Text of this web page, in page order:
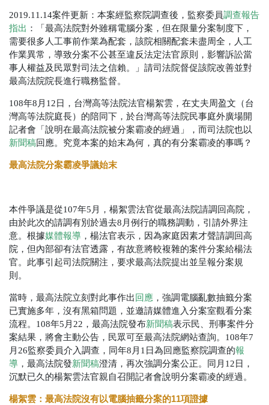
2019.11.14案件更新：本案經監察院調查後，監察委員調查報告
指出 ：「最高法院對外雖稱電腦分案，但在限量分案制度下，
需要很多人工事前作業為配套，該院相關配套未盡周全，人工
作業異常，導致分案不公甚至違反法定法官原則，影響訴訟當
事人權益及民眾對司法之信賴。」請司法院督促該院改善並對
最高法院院長進行職務監督。
108年8月12日，台灣高等法院法官楊絮雲，在丈夫周盈文（台
灣高等法院庭長）的陪同下，於台灣高等法院民事庭外廣場開
記者會「說明在最高法院被分案霸凌的經過」，而司法院也以
新聞稿回應。究竟本案的始末為何，真的有分案霸凌的事嗎？
最高法院分案霸凌爭議始末
本件爭議是從107年5月，楊絮雲法官從最高法院請調回高院，
由於此次的請調有別於過去8月例行的職務調動，引請外界注
意。根據媒體報導 ，楊法官表示，因為家庭因素才聲請調回高
院，但內部卻有法官透露，有故意將較複雜的案件分案給楊法
官。此事引起司法院關注，要求最高法院提出並呈報分案規
則。
當時，最高法院立刻對此事作出 回應 ，強調電腦亂數抽籤分案
已實施多年，沒有黑箱問題，並邀請媒體進入分案室觀看分案
流程。108年5月22，最高法院發布新聞稿表示民、刑事案件分
案結果，將會主動公告，民眾可至最高法院網站查詢。108年7
月26監察委員介入調查，同年8月1日為回應監察院調查的報
導 ，最高法院發新聞稿澄清，再次強調分案公正。同月12日，
沉默已久的楊絮雲法官親自召開記者會說明分案霸凌的經過。
楊絮雲：最高法院沒有以電腦抽籤分案的11項證據